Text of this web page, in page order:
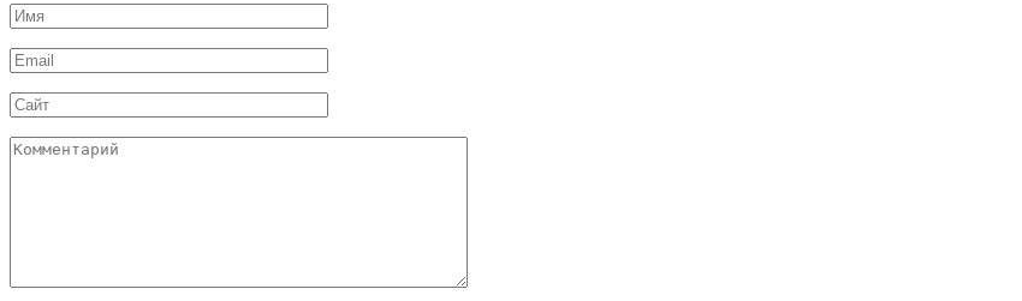
Имя
*
Email
*
Сайт
Комментарий